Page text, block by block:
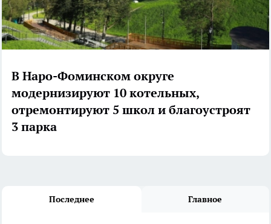
В Наро-Фоминском округе
модернизируют 10 котельных,
отремонтируют 5 школ и благоустроят
3 парка
Последнее Главное